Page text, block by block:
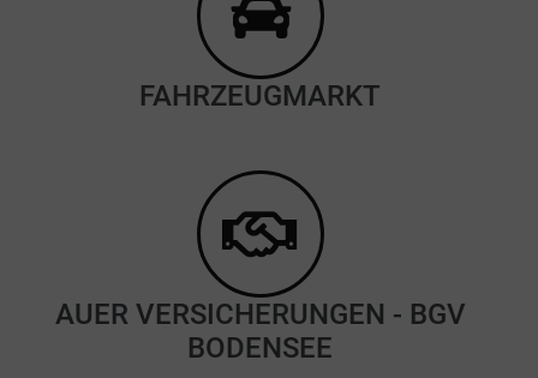
FAHRZEUGMARKT
AUER VERSICHERUNGEN - BGV
BODENSEE